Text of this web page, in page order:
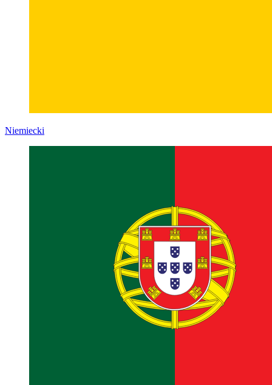
Niemiecki